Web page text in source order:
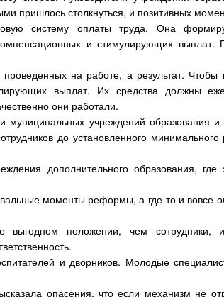
пришлось столкнуться, и позитивных
систему оплаты труда. Она
и стимулирующих выплат.
на работе, а результат. Чтобы
выплат. Их средства должны
они работали.
муниципальных учреждений образования и
до установленного минимального
дополнительного образования, где
моменты реформы, а где-то и вовсе
выгодном положении, чем сотрудники,
и дворников. Молодые
опасения, что если механизм не